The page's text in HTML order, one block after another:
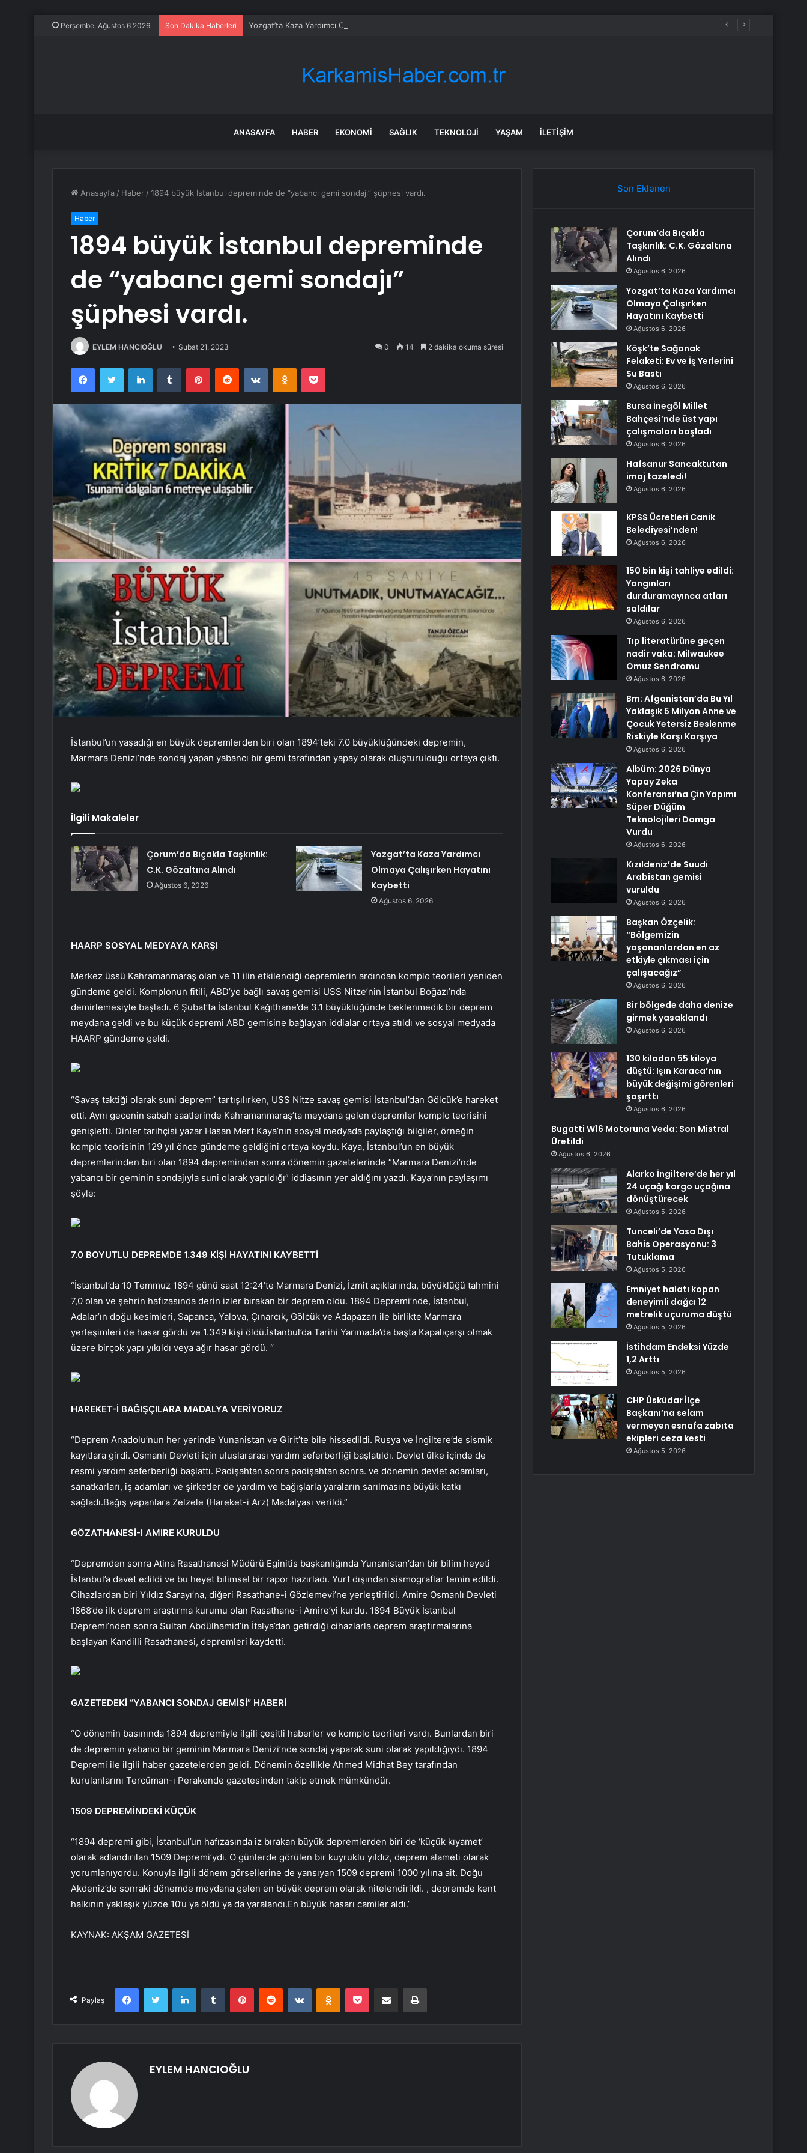
Perşembe, Ağustos 6 2026 Son Dakika Haberleri Yozgat’ta Kaza Yardımcı Olmaya Çalışırken Hayatını Kaybetti
ANASAYFA HABER EKONOMI SAĞLIK TEKNOLOJI YAŞAM İLETIŞIM
Anasayfa / Haber /1894 büyük İstanbul depreminde de “yabancı gemi sondajı” şüphesi vardı.
Haber
1894 büyük İstanbul depreminde
de “yabancı gemi sondajı”
şüphesi vardı.
EYLEM HANCIOĞLU Şubat 21, 2023 0 14 2 dakika okuma süresi
FacebookTwitter LinkedInTumblr PinterestReddit VKontakteOdnoklassniki
Pocket
İstanbul’un yaşadığı en büyük depremlerden biri olan 1894’teki 7.0 büyüklüğündeki depremin,
Marmara Denizi’nde sondaj yapan yabancı bir gemi tarafından yapay olarak oluşturulduğu ortaya çıktı.
İlgili Makaleler
Çorum’da Bıçakla Taşkınlık:
C.K. Gözaltına Alındı
Ağustos 6, 2026
Yozgat’ta Kaza Yardımcı
Olmaya Çalışırken Hayatını
Kaybetti
Ağustos 6, 2026
HAARP SOSYAL MEDYAYA KARŞI
Merkez üssü Kahramanmaraş olan ve 11 ilin etkilendiği depremlerin ardından komplo teorileri yeniden
gündeme geldi. Komplonun fitili, ABD’ye bağlı savaş gemisi USS Nitze’nin İstanbul Boğazı’nda
demirlemesiyle başladı. 6 Şubat’ta İstanbul Kağıthane’de 3.1 büyüklüğünde beklenmedik bir deprem
meydana geldi ve bu küçük depremi ABD gemisine bağlayan iddialar ortaya atıldı ve sosyal medyada
HAARP gündeme geldi.
“Savaş taktiği olarak suni deprem” tartışılırken, USS Nitze savaş gemisi İstanbul’dan Gölcük’e hareket
etti. Aynı gecenin sabah saatlerinde Kahramanmaraş’ta meydana gelen depremler komplo teorisini
genişletti. Dinler tarihçisi yazar Hasan Mert Kaya’nın sosyal medyada paylaştığı bilgiler, örneğin
komplo teorisinin 129 yıl önce gündeme geldiğini ortaya koydu. Kaya, İstanbul’un en büyük
depremlerinden biri olan 1894 depreminden sonra dönemin gazetelerinde “Marmara Denizi’nde
yabancı bir geminin sondajıyla suni olarak yapıldığı” iddiasının yer aldığını yazdı. Kaya’nın paylaşımı
şöyle:
7.0 BOYUTLU DEPREMDE 1.349 KİŞİ HAYATINI KAYBETTİ
“İstanbul’da 10 Temmuz 1894 günü saat 12:24’te Marmara Denizi, İzmit açıklarında, büyüklüğü tahmini
7,0 olan ve şehrin hafızasında derin izler bırakan bir deprem oldu. 1894 Depremi’nde, İstanbul,
Adalar’ın doğu kesimleri, Sapanca, Yalova, Çınarcık, Gölcük ve Adapazarı ile birlikte Marmara
yerleşimleri de hasar gördü ve 1.349 kişi öldü.İstanbul’da Tarihi Yarımada’da başta Kapalıçarşı olmak
üzere birçok yapı yıkıldı veya ağır hasar gördü. “
HAREKET-İ BAĞIŞÇILARA MADALYA VERİYORUZ
“Deprem Anadolu’nun her yerinde Yunanistan ve Girit’te bile hissedildi. Rusya ve İngiltere’de sismik
kayıtlara girdi. Osmanlı Devleti için uluslararası yardım seferberliği başlatıldı. Devlet ülke içinde de
resmi yardım seferberliği başlattı. Padişahtan sonra padişahtan sonra. ve dönemin devlet adamları,
sanatkarları, iş adamları ve şirketler de yardım ve bağışlarla yaraların sarılmasına büyük katkı
sağladı.Bağış yapanlara Zelzele (Hareket-i Arz) Madalyası verildi.”
GÖZATHANESİ-I AMIRE KURULDU
“Depremden sonra Atina Rasathanesi Müdürü Eginitis başkanlığında Yunanistan’dan bir bilim heyeti
İstanbul’a davet edildi ve bu heyet bilimsel bir rapor hazırladı. Yurt dışından sismograflar temin edildi.
Cihazlardan biri Yıldız Sarayı’na, diğeri Rasathane-i Gözlemevi’ne yerleştirildi. Amire Osmanlı Devleti
1868’de ilk deprem araştırma kurumu olan Rasathane-i Amire’yi kurdu. 1894 Büyük İstanbul
Depremi’nden sonra Sultan Abdülhamid’in İtalya’dan getirdiği cihazlarla deprem araştırmalarına
başlayan Kandilli Rasathanesi, depremleri kaydetti.
GAZETEDEKİ “YABANCI SONDAJ GEMİSİ” HABERİ
“O dönemin basınında 1894 depremiyle ilgili çeşitli haberler ve komplo teorileri vardı. Bunlardan biri
de depremin yabancı bir geminin Marmara Denizi’nde sondaj yaparak suni olarak yapıldığıydı. 1894
Depremi ile ilgili haber gazetelerden geldi. Dönemin özellikle Ahmed Midhat Bey tarafından
kurulanlarını Tercüman-ı Perakende gazetesinden takip etmek mümkündür.
1509 DEPREMİNDEKİ KÜÇÜK
“1894 depremi gibi, İstanbul’un hafızasında iz bırakan büyük depremlerden biri de ‘küçük kıyamet’
olarak adlandırılan 1509 Depremi’ydi. O günlerde görülen bir kuyruklu yıldız, deprem alameti olarak
yorumlanıyordu. Konuyla ilgili dönem görsellerine de yansıyan 1509 depremi 1000 yılına ait. Doğu
Akdeniz’de sonraki dönemde meydana gelen en büyük deprem olarak nitelendirildi. , depremde kent
halkının yaklaşık yüzde 10’u ya öldü ya da yaralandı.En büyük hasarı camiler aldı.’
KAYNAK: AKŞAM GAZETESİ
Paylaş
FacebookTwitter LinkedInTumblr PinterestReddit VKontakteOdnoklassniki
Pocket E-Posta ile paylaş Yazdır
EYLEM HANCIOĞLU
Son Eklenen
Çorum’da Bıçakla
Taşkınlık: C.K. Gözaltına
Alındı
Ağustos 6, 2026
Yozgat’ta Kaza Yardımcı
Olmaya Çalışırken
Hayatını Kaybetti
Ağustos 6, 2026
Köşk’te Sağanak
Felaketi: Ev ve İş Yerlerini
Su Bastı
Ağustos 6, 2026
Bursa İnegöl Millet
Bahçesi’nde üst yapı
çalışmaları başladı
Ağustos 6, 2026
Hafsanur Sancaktutan
imaj tazeledi!
Ağustos 6, 2026
KPSS Ücretleri Canik
Belediyesi’nden!
Ağustos 6, 2026
150 bin kişi tahliye edildi:
Yangınları
durduramayınca atları
saldılar
Ağustos 6, 2026
Tıp literatürüne geçen
nadir vaka: Milwaukee
Omuz Sendromu
Ağustos 6, 2026
Bm: Afganistan’da Bu Yıl
Yaklaşık 5 Milyon Anne ve
Çocuk Yetersiz Beslenme
Riskiyle Karşı Karşıya
Ağustos 6, 2026
Albüm: 2026 Dünya
Yapay Zeka
Konferansı’na Çin Yapımı
Süper Düğüm
Teknolojileri Damga
Vurdu
Ağustos 6, 2026
Kızıldeniz’de Suudi
Arabistan gemisi
vuruldu
Ağustos 6, 2026
Başkan Özçelik:
“Bölgemizin
yaşananlardan en az
etkiyle çıkması için
çalışacağız”
Ağustos 6, 2026
Bir bölgede daha denize
girmek yasaklandı
Ağustos 6, 2026
130 kilodan 55 kiloya
düştü: Işın Karaca’nın
büyük değişimi görenleri
şaşırttı
Ağustos 6, 2026
Bugatti W16 Motoruna Veda: Son Mistral
Üretildi
Ağustos 6, 2026
Alarko İngiltere’de her yıl
24 uçağı kargo uçağına
dönüştürecek
Ağustos 5, 2026
Tunceli’de Yasa Dışı
Bahis Operasyonu: 3
Tutuklama
Ağustos 5, 2026
Emniyet halatı kopan
deneyimli dağcı 12
metrelik uçuruma düştü
Ağustos 5, 2026
İstihdam Endeksi Yüzde
1,2 Arttı
Ağustos 5, 2026
CHP Üsküdar İlçe
Başkanı’na selam
vermeyen esnafa zabıta
ekipleri ceza kesti
Ağustos 5, 2026